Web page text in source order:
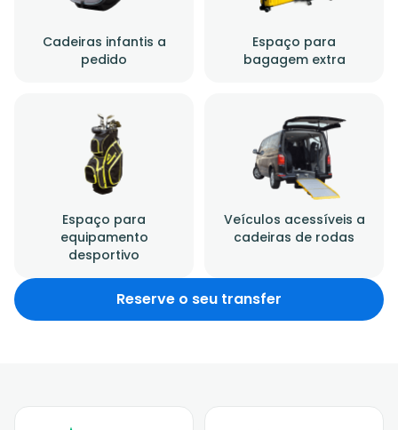
Cadeiras infantis a
pedido
Espaço para
bagagem extra
Espaço para
equipamento
desportivo
Veículos acessíveis a
cadeiras de rodas
Reserve o seu transfer